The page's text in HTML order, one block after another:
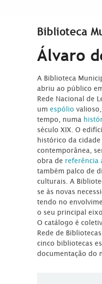
Biblioteca
Álvaro
A Biblioteca
abriu ao público
Rede Nacional de
umespólio
tempo, numa
século XIX. O
histórico da
contemporânea,
obra de referência
também palco de
culturais. A
se às novas
tendo no
o seu principal eixo
O catálogo é
Rede de
cinco bibliotecas
documentação do